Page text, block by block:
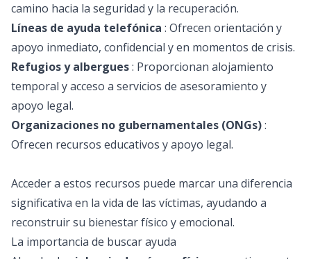
camino hacia la seguridad y la recuperación.
Líneas de ayuda telefónica : Ofrecen orientación y
apoyo inmediato, confidencial y en momentos de crisis.
Refugios y albergues: Proporcionan alojamiento
temporal y acceso a servicios de asesoramiento y
apoyo legal.
Organizaciones no gubernamentales (ONGs):
Ofrecen recursos educativos y apoyo legal.
Acceder a estos recursos puede marcar una diferencia
significativa en la vida de las víctimas, ayudando a
reconstruir su bienestar físico y emocional.
La importancia de buscar ayuda